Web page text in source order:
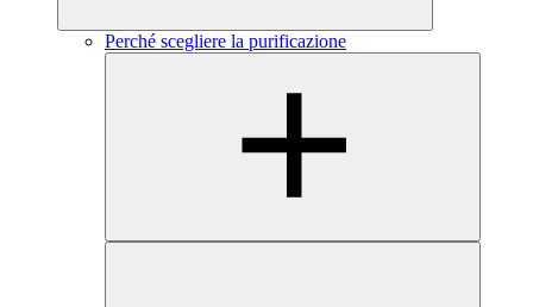
Perché scegliere la purificazione